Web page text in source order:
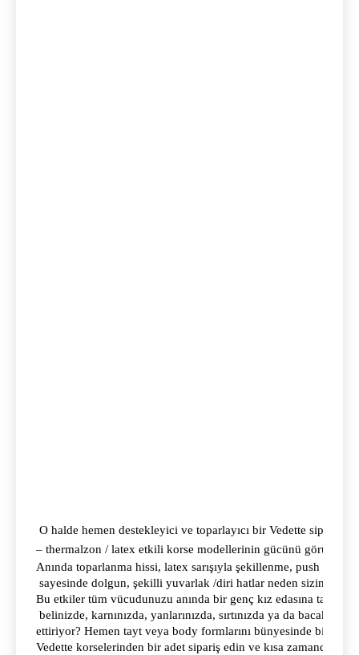
O halde hemen destekleyici ve toparlayıcı bir Vedette sipariş
– thermalzon / latex etkili korse modellerinin gücünü görün.
Anında toparlanma hissi, latex sarışıyla şekillenme, push up
sayesinde dolgun, şekilli yuvarlak /diri hatlar neden sizin
Bu etkiler tüm vücudunuzu anında bir genç kız edasına
belinizde, karnınızda, yanlarınızda, sırtınızda ya da
ettiriyor? Hemen tayt veya body formlarını bünyesinde
Vedette korselerinden bir adet sipariş edin ve kısa zamanda